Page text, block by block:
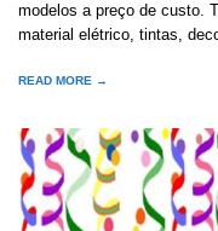
modelos a preço de custo.
material elétrico, tintas,
READ MORE →